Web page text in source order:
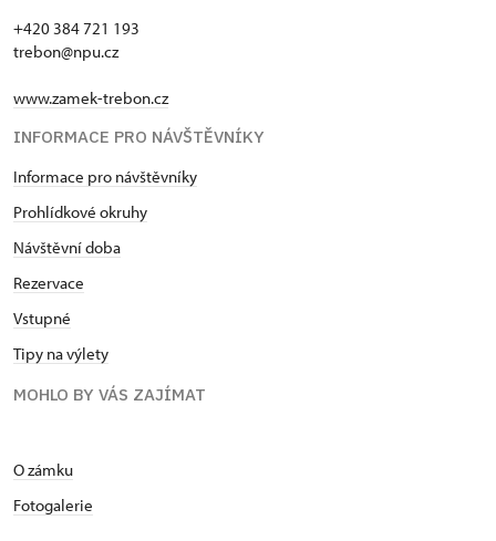
+420 384 721 193
trebon@npu.cz
www.zamek-trebon.cz
INFORMACE PRO NÁVŠTĚVNÍKY
Informace pro návštěvníky
Prohlídkové okruhy
Návštěvní doba
Rezervace
Vstupné
Tipy na výlety
MOHLO BY VÁS ZAJÍMAT
O zámku
Fotogalerie